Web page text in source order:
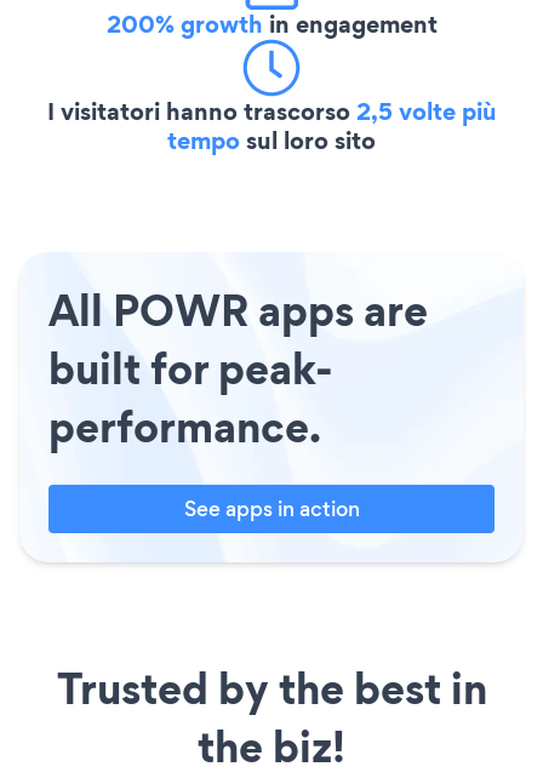
200% growth in engagement
I visitatori hanno trascorso2,5 volte più
temposul loro sito
All POWR apps are
built for peak-
performance.
See apps in action
Trusted by the best in
the biz!